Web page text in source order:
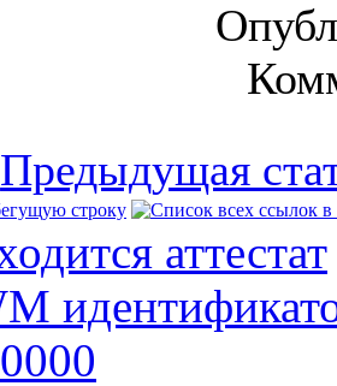
Предыдущая